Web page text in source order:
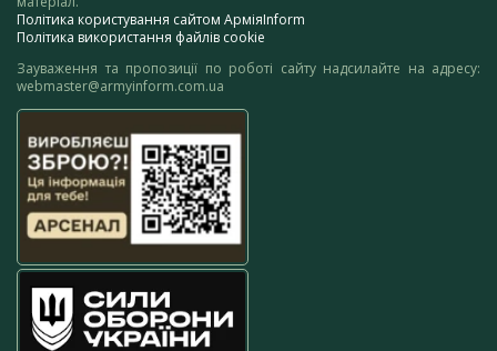
Політика користування сайтом АрміяInform
Політика використання файлів cookie
Зауваження та пропозиції по роботі сайту надсилайте на адресу:
webmaster@armyinform.com.ua